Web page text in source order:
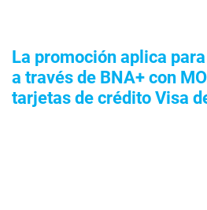
La promoción aplica
a través de BNA+ con
tarjetas de crédito Visa